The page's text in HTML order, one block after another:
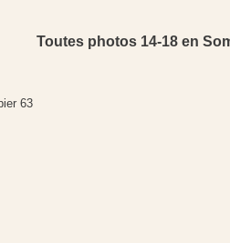
Toutes photos 14-18 en